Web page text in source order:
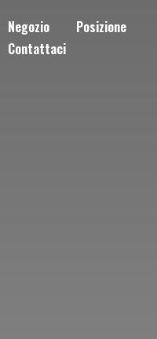
Negozio
Posizione
Contattaci